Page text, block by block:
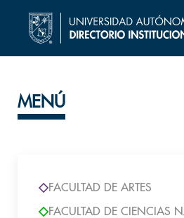
MENÚ
FACULTAD DE ARTES
FACULTAD DE CIENCIAS